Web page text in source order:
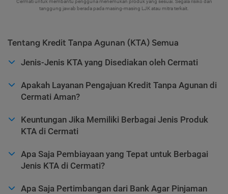
Cermati untuk membantu pengguna menemukan produk yang sesuai. Segala risiko dan
tanggung jawab berada pada masing-masing LJK atau mitra terkait.
Tentang Kredit Tanpa Agunan (KTA) Semua
Jenis-Jenis KTA yang Disediakan oleh Cermati
Apakah Layanan Pengajuan Kredit Tanpa Agunan di
Cermati Aman?
Keuntungan Jika Memiliki Berbagai Jenis Produk
KTA di Cermati
Apa Saja Pembiayaan yang Tepat untuk Berbagai
Jenis KTA di Cermati?
Apa Saja Pertimbangan dari Bank Agar Pinjaman